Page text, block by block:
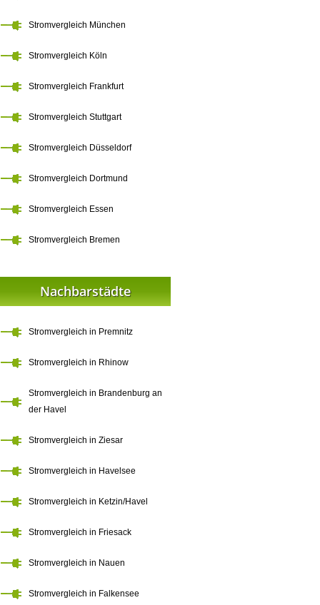
Stromvergleich München
Stromvergleich Köln
Stromvergleich Frankfurt
Stromvergleich Stuttgart
Stromvergleich Düsseldorf
Stromvergleich Dortmund
Stromvergleich Essen
Stromvergleich Bremen
Nachbarstädte
Stromvergleich in Premnitz
Stromvergleich in Rhinow
Stromvergleich in Brandenburg an
der Havel
Stromvergleich in Ziesar
Stromvergleich in Havelsee
Stromvergleich in Ketzin/Havel
Stromvergleich in Friesack
Stromvergleich in Nauen
Stromvergleich in Falkensee